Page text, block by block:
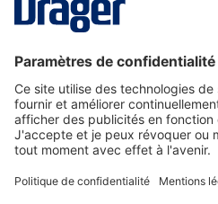
Assistance téléphonique
A propos de Dräger
Information